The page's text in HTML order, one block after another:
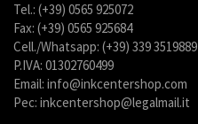
Tel.: (+39) 0565 925072
Fax: (+39) 0565 925684
Cell./Whatsapp: (+39) 339 3519889
P.IVA: 01302760499
Email: info@inkcentershop.com
Pec: inkcentershop@legalmail.it